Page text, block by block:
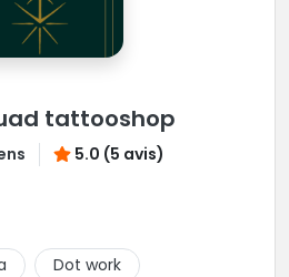
tattooshop
5.0 (5 avis)
Dot work